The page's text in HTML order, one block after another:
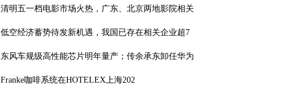
清明五一档电影市场火热，广东、北京两地影院相关
低空经济蓄势待发新机遇，我国已存在相关企业超7
东风车规级高性能芯片明年量产；传余承东卸任华为
Franke咖啡系统在HOTELEX上海202